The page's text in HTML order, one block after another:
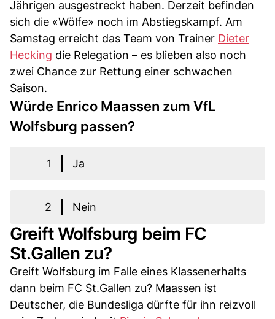
Jährigen ausgestreckt haben. Derzeit befinden
sich die «Wölfe» noch im Abstiegskampf. Am
Samstag erreicht das Team von Trainer Dieter
Hecking die Relegation – es blieben also noch
zwei Chance zur Rettung einer schwachen
Saison.
Würde Enrico Maassen zum VfL
Wolfsburg passen?
1 Ja
2 Nein
Greift Wolfsburg beim FC
St.Gallen zu?
Greift Wolfsburg im Falle eines Klassenerhalts
dann beim FC St.Gallen zu? Maassen ist
Deutscher, die Bundesliga dürfte für ihn reizvoll